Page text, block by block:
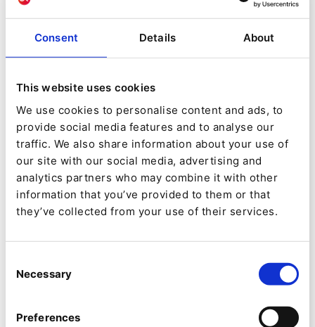
Consent Details About
This website uses cookies
We use cookies to personalise content and ads, to
provide social media features and to analyse our
traffic. We also share information about your use of
our site with our social media, advertising and
analytics partners who may combine it with other
information that you’ve provided to them or that
they’ve collected from your use of their services.
Selection
Necessary
Preferences
Ibexa Partner
Experts in Open Source digital engineering,
Codéin supports companies in the structuring,
design, development and maintenance of their
digital ecosystems: web apps, editorial sites,
multilingual, multisite, e-commerce, sites
factories, business applications and more.
Codéin also has expertise in BI, Hosting, Digital
Marketing, SEO and UX/ UI Design.
Codéin
Der digitale Fußabdruck des
Herstellers ist auf neun